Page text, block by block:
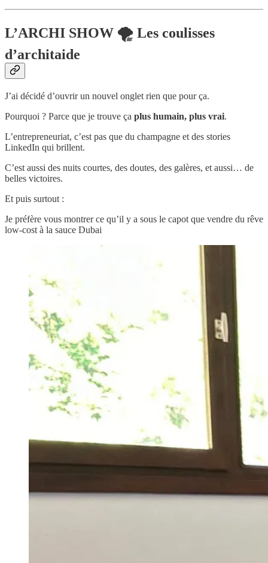
L’ARCHI SHOW 🌪️ Les coulisses
d’architaide
J’ai décidé d’ouvrir un nouvel onglet rien que pour ça.
Pourquoi ? Parce que je trouve ça plus humain, plus vrai.
L’entrepreneuriat, c’est pas que du champagne et des stories
LinkedIn qui brillent.
C’est aussi des nuits courtes, des doutes, des galères, et aussi… de
belles victoires.
Et puis surtout :
Je préfère vous montrer ce qu’il y a sous le capot que vendre du rêve
low-cost à la sauce Dubai